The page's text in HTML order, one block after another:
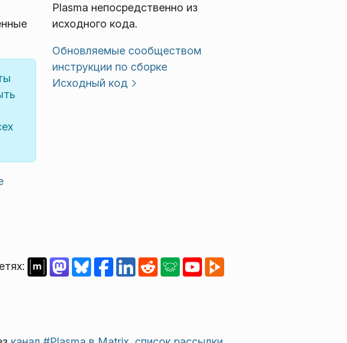
Plasma непосредственно из
исходного кода.
Обновляемые сообществом
инструкции по сборке
Исходный код